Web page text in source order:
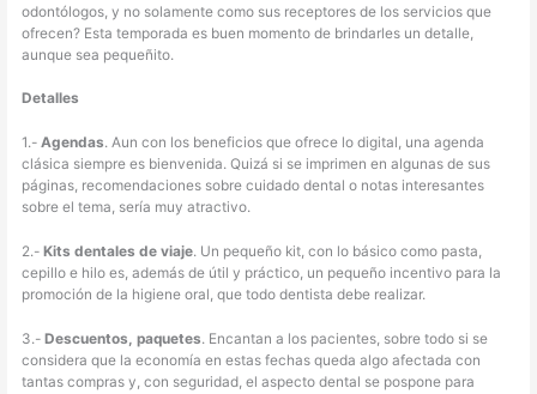
odontólogos, y no solamente como sus receptores de los servicios que
ofrecen? Esta temporada es buen momento de brindarles un detalle,
aunque sea pequeñito.
Detalles
1.-Agendas. Aun con los beneficios que ofrece lo digital, una agenda
clásica siempre es bienvenida. Quizá si se imprimen en algunas de sus
páginas, recomendaciones sobre cuidado dental o notas interesantes
sobre el tema, sería muy atractivo.
2.- Kits dentales de viaje. Un pequeño kit, con lo básico como pasta,
cepillo e hilo es, además de útil y práctico, un pequeño incentivo para la
promoción de la higiene oral, que todo dentista debe realizar.
3.- Descuentos, paquetes. Encantan a los pacientes, sobre todo si se
considera que la economía en estas fechas queda algo afectada con
tantas compras y, con seguridad, el aspecto dental se pospone para